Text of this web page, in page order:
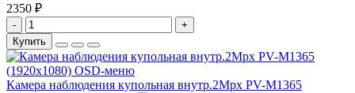
2350 ₽
-
+
Купить
Камера наблюдения купольная внутр.2Mpx PV-M1365